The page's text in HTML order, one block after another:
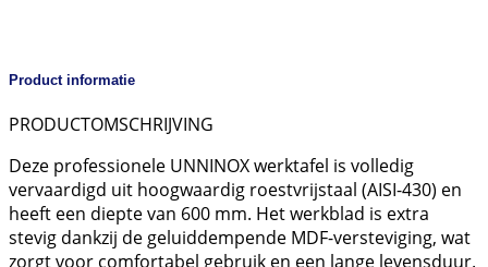
Product informatie
PRODUCTOMSCHRIJVING
Deze professionele UNNINOX werktafel is volledig
vervaardigd uit hoogwaardig roestvrijstaal (AISI-430) en
heeft een diepte van 600 mm. Het werkblad is extra
stevig dankzij de geluiddempende MDF-versteviging, wat
zorgt voor comfortabel gebruik en een lange levensduur.